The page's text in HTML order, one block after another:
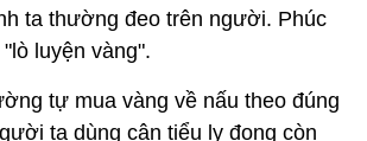
ta thường đeo trên người. Phúc
luyện vàng".
tự mua vàng về nấu theo đúng
ta dùng cân tiểu ly đong còn